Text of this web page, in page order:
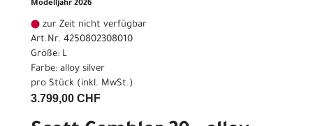
Modelljahr 2026
zur Zeit nicht verfügbar
Art.Nr. 4250802308010
Größe: L
Farbe: alloy silver
pro Stück (inkl. MwSt.)
3.799,00 CHF